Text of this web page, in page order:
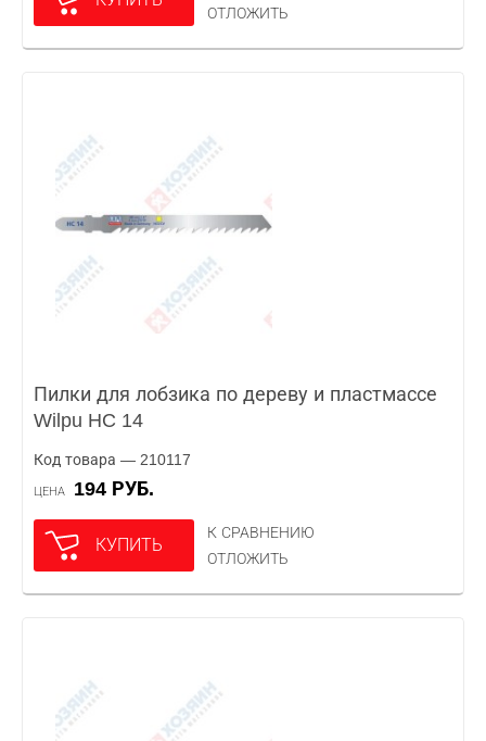
ОТЛОЖИТЬ
Пилки для лобзика по дереву и пластмассе
Wilpu HC 14
Код товара — 210117
ЦЕНА 194 РУБ.
КУПИТЬ
К СРАВНЕНИЮ
ОТЛОЖИТЬ